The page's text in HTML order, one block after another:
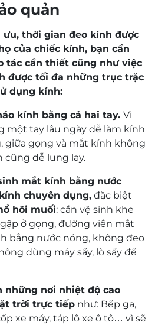
quản
thời gian đeo kính được
của chiếc kính, bạn cần
tác cần thiết cũng như việc
được tối đa những trục trặc
dụng kính:
kính bằng cả hai tay. Vì
một tay lâu ngày dễ làm kính
giữa gọng và mắt kính không
cũng dễ lung lay.
mắt kính bằng nước
chuyên dụng, đặc biệt
hôi muối: cần vệ sinh khe
ở gọng, đường viền mắt
bằng nước nóng, không đeo
dùng máy sấy, lò sấy để
những nơi nhiệt độ cao
trời trực tiếp như: Bếp ga,
xe máy, táp lô xe ô tô… vì sẽ